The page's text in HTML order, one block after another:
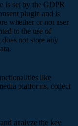
is set by the GDPR
plugin and is
whether or not user
to the use of
not store any
like
platforms, collect
analyze the key